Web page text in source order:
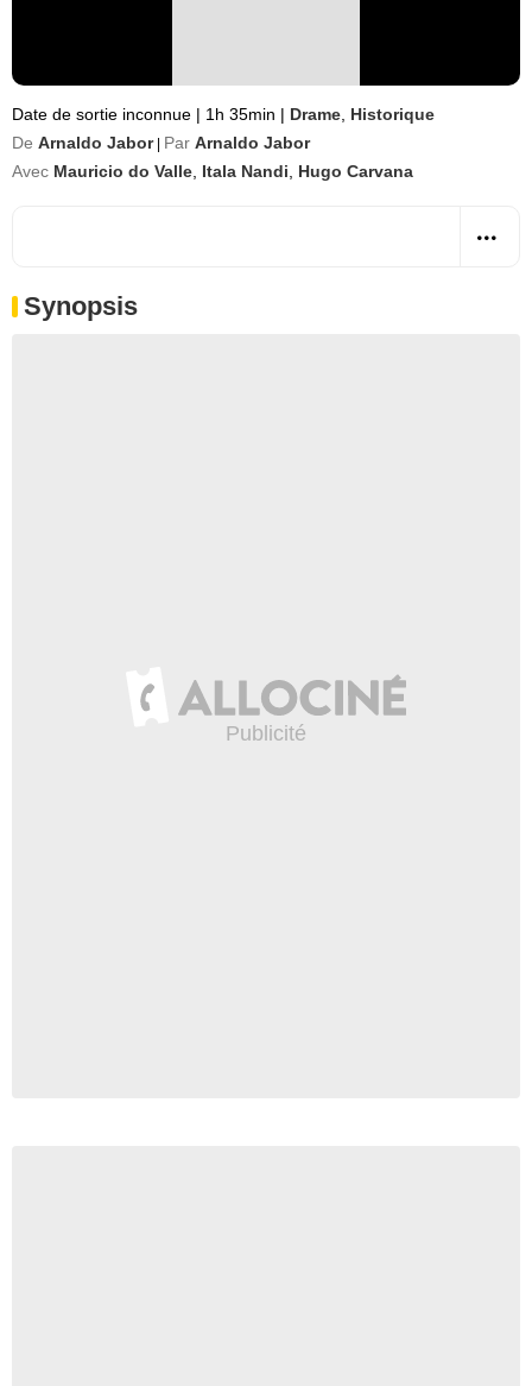
Date de sortie inconnue | 1h 35min | Drame Historique
De Arnaldo Jabor Par Arnaldo Jabor
Avec Mauricio do Valle Itala Nandi Hugo Carvana
Synopsis